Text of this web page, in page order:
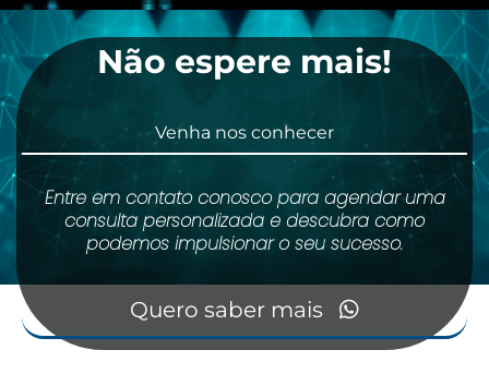
Não espere mais!
Venha nos conhecer
Entre em contato conosco para agendar uma
consulta personalizada e descubra como
podemos impulsionar o seu sucesso.
Quero saber mais